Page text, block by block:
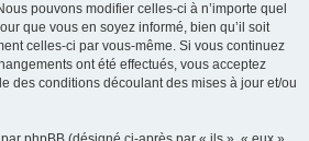
pouvons modifier celles-ci à n’importe quel
que vous en soyez informé, bien qu’il soit
celles-ci par vous-même. Si vous continuez
ont été effectués, vous acceptez
des conditions découlant des mises à jour et/ou